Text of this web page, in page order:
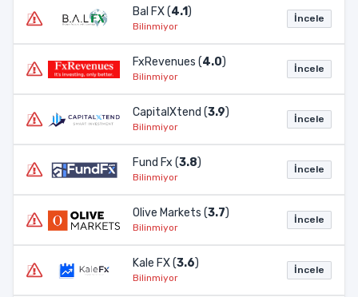
Bal FX (4.1)
Bilinmiyor
İncele
FxRevenues (4.0)
Bilinmiyor
İncele
CapitalXtend (3.9)
Bilinmiyor
İncele
Fund Fx (3.8)
Bilinmiyor
İncele
Olive Markets (3.7)
Bilinmiyor
İncele
Kale FX (3.6)
Bilinmiyor
İncele